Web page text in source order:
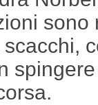
sono